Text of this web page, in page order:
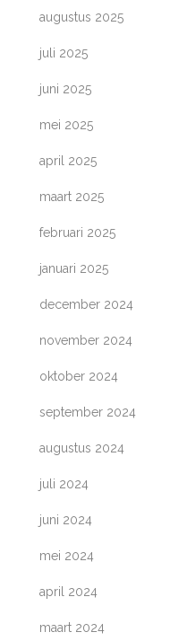
augustus 2025
juli 2025
juni 2025
mei 2025
april 2025
maart 2025
februari 2025
januari 2025
december 2024
november 2024
oktober 2024
september 2024
augustus 2024
juli 2024
juni 2024
mei 2024
april 2024
maart 2024